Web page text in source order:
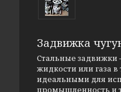
Задвижка
Стальные задвижки
жидкости или газа
идеальными для
промышленность и